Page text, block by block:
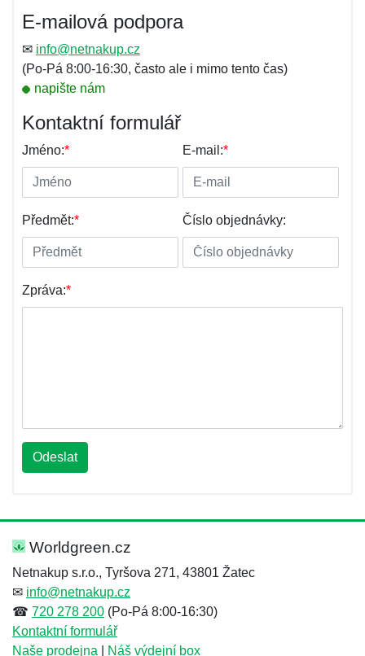
E-mailová podpora
✉ info@netnakup.cz
(Po-Pá 8:00-16:30, často ale i mimo tento čas)
napište nám
Kontaktní formulář
Jméno:* E-mail:*
Předmět:* Číslo objednávky:
Zpráva:*
Odeslat
Worldgreen.cz
Netnakup s.r.o., Tyršova 271, 43801 Žatec
✉ info@netnakup.cz
☎ 720 278 200 (Po-Pá 8:00-16:30)
Kontaktní formulář
Naše prodejna
Náš výdejní box